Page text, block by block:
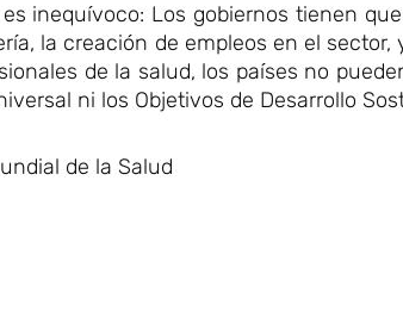
inequívoco: Los gobiernos tienen
la creación de empleos en el
de la salud, los países no
ni los Objetivos de Desarrollo
de la Salud